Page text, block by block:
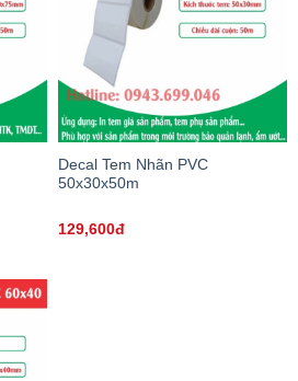
Decal Tem Nhãn PVC
50x30x50m
129,600đ